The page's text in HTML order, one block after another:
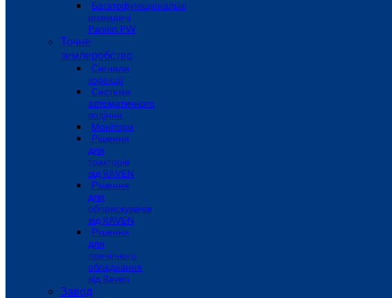
Багатофункціональні
розкидачі
Panien PW
Точне
землеробство
Сигнали
корекції
Системи
автоматичного
водіння
Монітори
Рішення
для
тракторів
від RAVEN
Рішення
для
обприскувачів
від RAVEN
Рішення
для
причіпного
обладнання
від Raven
Завод